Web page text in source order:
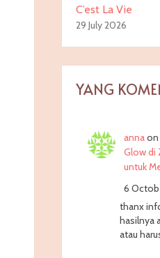
C’est La Vie
29 July 2026
YANG
anna
Glow di
untuk
6
thanx
hasilnya
atau